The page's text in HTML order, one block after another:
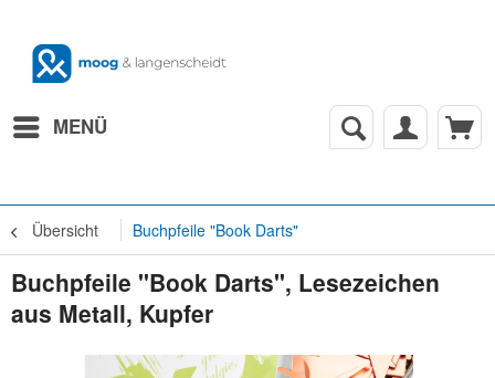
MENÜ
Übersicht Buchpfeile "Book Darts"
Buchpfeile "Book Darts", Lesezeichen
aus Metall, Kupfer